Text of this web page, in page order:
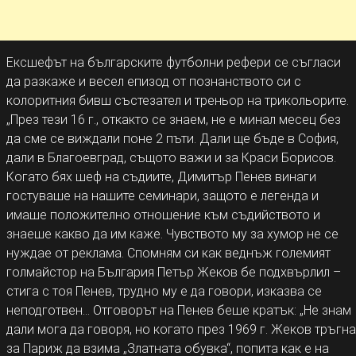
Ексшефът на българските футболни рефери се съгласи
да разкаже и весел епизод от познанството си с
колоритния бивш състезател и треньор на трикольорите.
„През тези 16 г., откакто се знаем, не е минал месец без
да сме се виждали поне 2 пъти. Дали ще бъде в София,
дали в Благоевград, същото важи и за Краси Борисов.
Когато бях шеф на съдиите, Димитър Пенев винаги
гостуваше на нашите семинари, защото е легенда и
имаше положително отношение към съдийството и
знаеше какво да им каже. Чувството му за хумор не се
нуждае от реклама. Спомням си как веднъж големият
голмайстор на България Петър Жеков бе подхвърлил –
стига с тоя Пенев, трудно му е да говори, изказва се
неподготвен… Отговорът на Пенев беше кратък: „Не знам
дали мога да говоря, но когато през 1969 г. Жеков тръгна
за Париж да взима „Златната обувка“, попита как е на